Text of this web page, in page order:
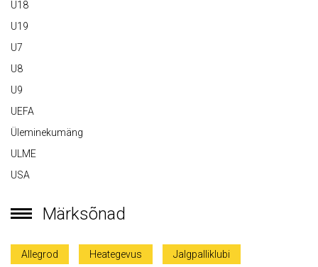
U18
U19
U7
U8
U9
UEFA
Üleminekumäng
ULME
USA
Märksõnad
Allegrod Heategevus Jalgpalliklubi